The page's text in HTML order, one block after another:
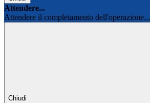
Attendere...
Attendere il completamento dell'operazione...
Chiudi